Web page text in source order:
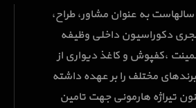
سالهاست به عنوان مشاور، طراح،
دکوراسیون داخلی وظیفه
،کفپوش و کاغذ دیواری از
مختلف را بر عهده داشته
تیراژه هارمونی جهت تامین